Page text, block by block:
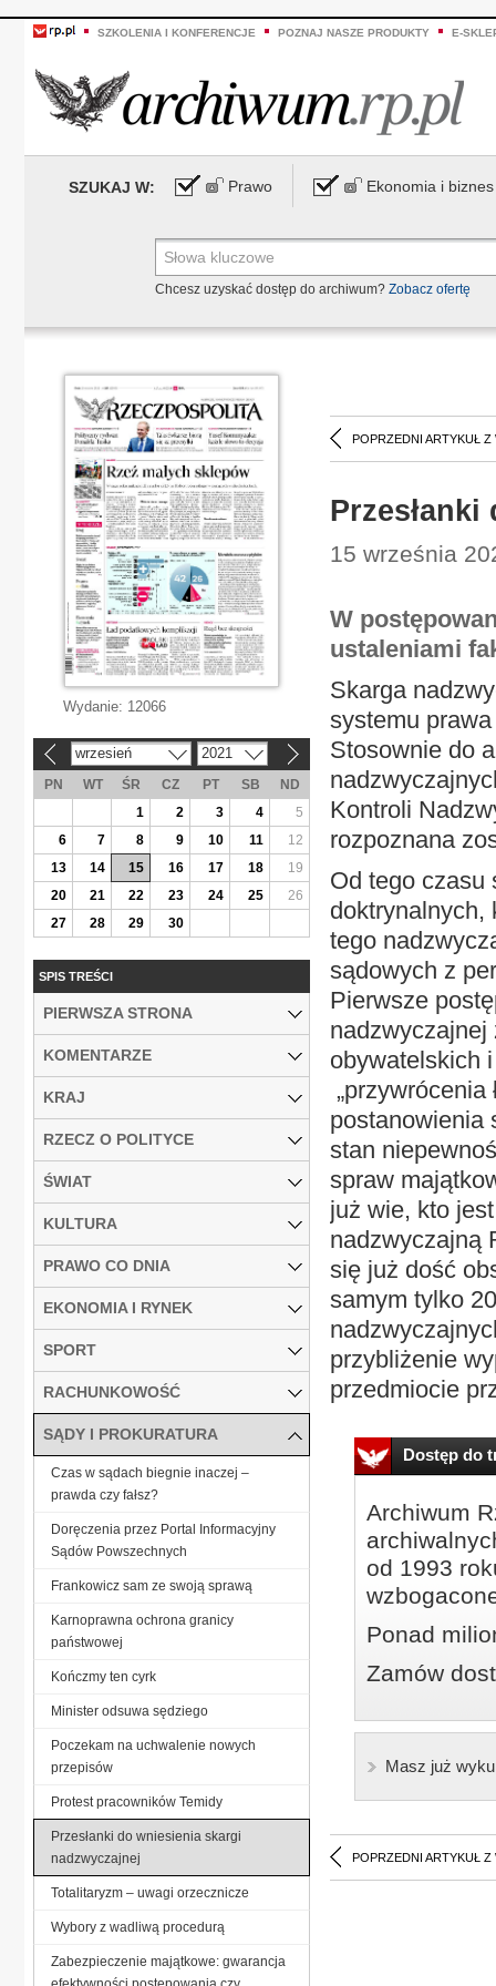
SZKOLENIA I KONFERENCJE POZNAJ NASZE PRODUKTY E-
SZUKAJ W: Prawo Ekonomia i biznes
Chcesz uzyskać dostęp do archiwum? Zobacz ofertę
POPRZEDNI ARTYKUŁ Z
15 września
W
ustaleniami
Skarga
systemu
Stosownie do
Kontroli
rozpoznana
Od tego czasu
doktrynalnych,
tego
sądowych z
Pierwsze
nadzwyczajnej
obywatelskich
postanowienia
stan
spraw
już wie, kto
nadzwyczajną
się już dość
samym tylko
przybliżenie
przedmiocie
Dostęp do
Archiwum
od 1993
Ponad
Zamów
Masz już
POPRZEDNI ARTYKUŁ Z
Wydanie: 12066
wrzesień 2021
PN WT ŚR CZ PT SB
ND
1
2 3 4
5
6
7 8 9 10 11
12
13
14 15 16 17 18
19
20
21 22 23 24 25
26
27
28 29 30
SPIS TREŚCI
PIERWSZA STRONA
KOMENTARZE
KRAJ
RZECZ O POLITYCE
ŚWIAT
KULTURA
PRAWO CO DNIA
EKONOMIA I RYNEK
SPORT
RACHUNKOWOŚĆ
SĄDY I PROKURATURA
Czas w sądach biegnie inaczej –
prawda czy fałsz?
Doręczenia przez Portal Informacyjny
Sądów Powszechnych
Frankowicz sam ze swoją sprawą
Karnoprawna ochrona granicy
państwowej
Kończmy ten cyrk
Minister odsuwa sędziego
Poczekam na uchwalenie nowych
przepisów
Protest pracowników Temidy
Przesłanki do wniesienia skargi
nadzwyczajnej
Totalitaryzm – uwagi orzecznicze
Wybory z wadliwą procedurą
Zabezpieczenie majątkowe: gwarancja